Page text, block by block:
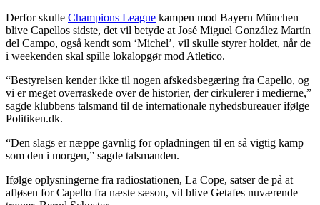
Derfor skulle Champions League kampen mod Bayern München
blive Capellos sidste, det vil betyde at José Miguel González Martín
del Campo, også kendt som ‘Michel’, vil skulle styrer holdet, når de
i weekenden skal spille lokalopgør mod Atletico.
“Bestyrelsen kender ikke til nogen afskedsbegæring fra Capello, og
vi er meget overraskede over de historier, der cirkulerer i medierne,”
sagde klubbens talsmand til de internationale nyhedsbureauer ifølge
Politiken.dk.
“Den slags er næppe gavnlig for opladningen til en så vigtig kamp
som den i morgen,” sagde talsmanden.
Ifølge oplysningerne fra radiostationen, La Cope, satser de på at
afløsen for Capello fra næste sæson, vil blive Getafes nuværende